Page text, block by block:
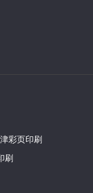
彩页印刷
刷